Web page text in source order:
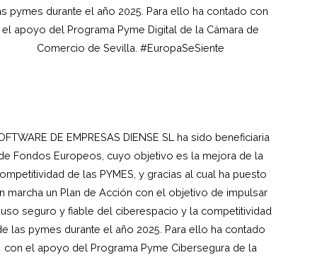
pymes durante el año 2025. Para ello ha contado con
el apoyo del Programa Pyme Digital de la Cámara de
Comercio de Sevilla. #EuropaSeSiente
DE EMPRESAS DIENSE SL ha sido beneficiaria
Fondos Europeos, cuyo objetivo es la mejora de la
de las PYMES, y gracias al cual ha puesto
marcha un Plan de Acción con el objetivo de impulsar
seguro y fiable del ciberespacio y la competitividad
las pymes durante el año 2025. Para ello ha contado
con el apoyo del Programa Pyme Cibersegura de la